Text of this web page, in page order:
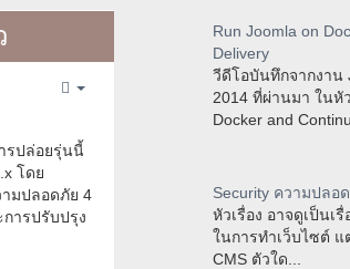
รปล่อยรุ่นนี้
โดย
มปลอดภัย 4
ารปรับปรุง
Run Joomla on
Delivery
วีดีโอบันทึกจากงาน
2014 ที่ผ่านมา ในหั
Docker and
Security ความปลอ
หัวเรื่อง อาจดูเป็นเ
ในการทำเว็บไซต์ แ
CMS ตัวใด...